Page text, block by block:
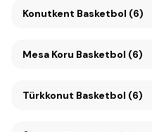
Konutkent Basketbol (6)
Mesa Koru Basketbol (6)
Türkkonut Basketbol (6)